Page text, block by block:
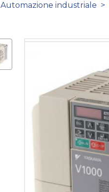
Automazione industriale >